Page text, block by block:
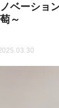
ベーショ
～